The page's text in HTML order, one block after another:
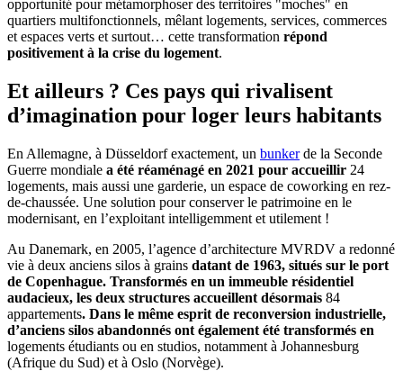
opportunité pour métamorphoser des territoires "moches" en
quartiers multifonctionnels, mêlant logements, services, commerces
et espaces verts et surtout… cette transformation répond
positivement à la crise du logement.
Et ailleurs ? Ces pays qui rivalisent
d’imagination pour loger leurs habitants
En Allemagne, à Düsseldorf exactement, un bunkerde la Seconde
Guerre mondiale a été réaménagé en 2021 pour accueillir 24
logements, mais aussi une garderie, un espace de coworking en rez-
de-chaussée. Une solution pour conserver le patrimoine en le
modernisant, en l’exploitant intelligemment et utilement !
Au Danemark, en 2005, l’agence d’architecture MVRDV a redonné
vie à deux anciens silos à grains datant de 1963, situés sur le port
de Copenhague. Transformés en un immeuble résidentiel
audacieux, les deux structures accueillent désormais 84
appartements. Dans le même esprit de reconversion industrielle,
d’anciens silos abandonnés ont également été transformés en
logements étudiants ou en studios, notamment à Johannesburg
(Afrique du Sud) et à Oslo (Norvège).